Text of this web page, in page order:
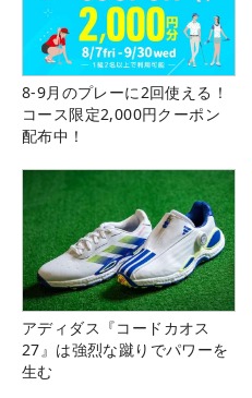
8-9月のプレーに2回使える！
コース限定2,000円クーポン
配布中！
アディダス『コードカオス
27』は強烈な蹴りでパワーを
生む